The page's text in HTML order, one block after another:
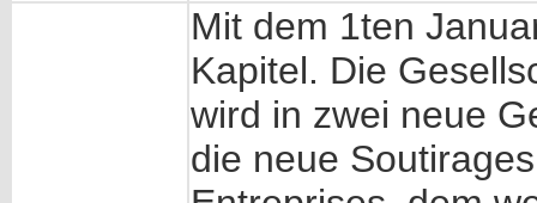
Mit dem 1ten
Kapitel. Die
wird in zwei neue
die neue